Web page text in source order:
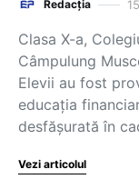
Redacția
Clasa X-a,
Câmpulung
Elevii au fost
educația
desfășurată în
Vezi articolul